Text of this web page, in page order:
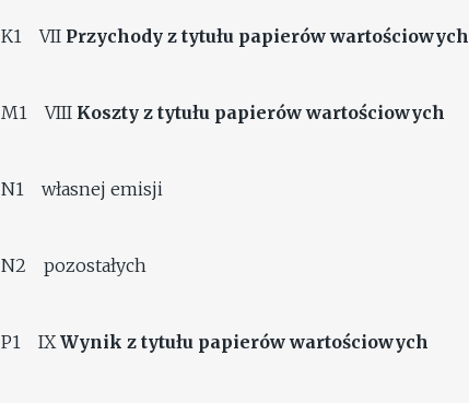
K1 VII Przychody z tytułu papierów wartościowych
M1 VIII Koszty z tytułu papierów wartościowych
N1 własnej emisji
N2 pozostałych
P1 IXWynik z tytułu papierów wartościowych